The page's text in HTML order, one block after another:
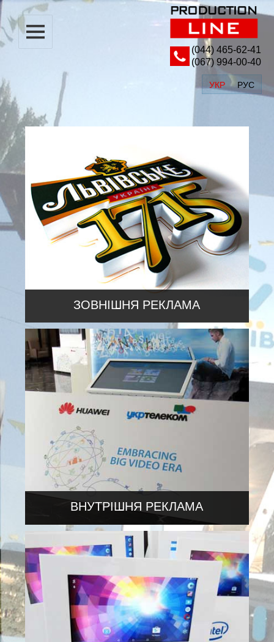
УКР РУС
(044) ‎465-62-41
(067) 994-00-40
ЗОВНІШНЯ РЕКЛАМА
Рекламні інсталяції
Дахові конструкції
Вивіски
Вхідні групи
Оформлення вітрин, фасадів
Панель-кронштейни / Рекламні консолі
Лайтбокси
Об’ємні літери
Неон
Навігаційні вказівники / Штендери
ВНУТРІШНЯ РЕКЛАМА
Тантамарески/ Фотозони / Ростові фігури
Торговельне обладнання: вітрини,
прилавки, стелажі
Мобільні стенди
Ресепшн / Барні стійки
Рекламне оформлення приміщень
Інформаційні стенди / Куточки покупця